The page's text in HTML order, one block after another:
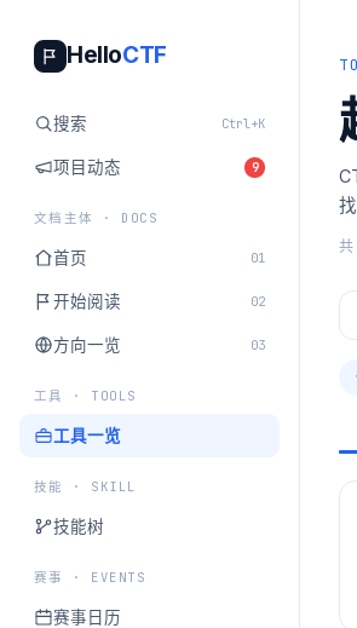
HelloCTF
搜索 Ctrl+K
项目动态 9
文档主体 · DOCS
首页 01
开始阅读 02
方向一览 03
工具 · TOOLS
工具一览
技能 · SKILL
技能树
赛事 · EVENTS
赛事日历
共